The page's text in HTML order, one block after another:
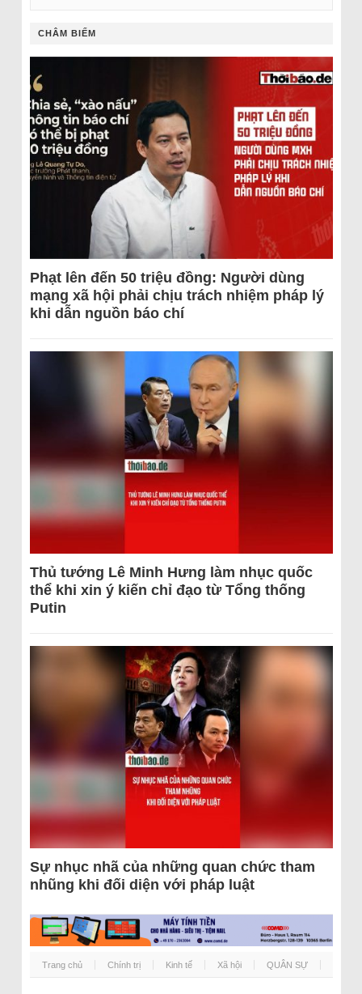
CHÂM BIẾM
Phạt lên đến 50 triệu đồng: Người dùng
mạng xã hội phải chịu trách nhiệm pháp lý
khi dẫn nguồn báo chí
Thủ tướng Lê Minh Hưng làm nhục quốc
thể khi xin ý kiến chỉ đạo từ Tổng thống
Putin
Sự nhục nhã của những quan chức tham
nhũng khi đối diện với pháp luật
Trang chủ Chính trị Kinh tế Xã hội QUÂN SỰ